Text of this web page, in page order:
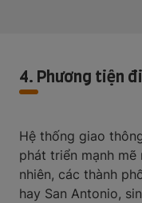
4. Phương tiện
Hệ thống giao
phát triển mạnh mẽ
nhiên, các thành
hay San Antonio,